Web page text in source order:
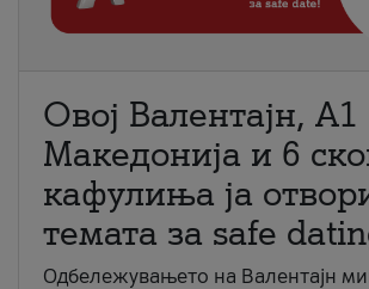
Овој Валентајн, A1
Македонија и 6
кафулиња ја
темата за safe
Одбележувањето на Валентајн